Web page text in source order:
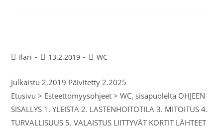
Ilari 13.2.2019 WC
Julkaistu 2.2019 Päivitetty 2.2025
Etusivu > Esteettömyysohjeet > WC, sisäpuolelta OHJEEN
SISÄLLYS 1. YLEISTÄ 2. LASTENHOITOTILA 3. MITOITUS 4.
TURVALLISUUS 5. VALAISTUS LIITTYVÄT KORTIT LÄHTEET